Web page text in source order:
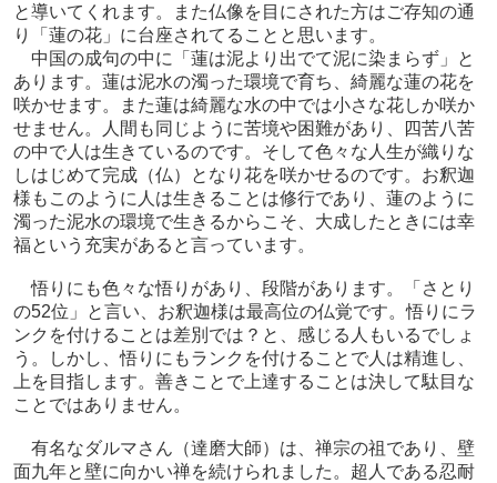
と導いてくれます。また仏像を目にされた方はご存知の通
り「蓮の花」に台座されてることと思います。
中国の成句の中に「蓮は泥より出でて泥に染まらず」と
あります。蓮は泥水の濁った環境で育ち、綺麗な蓮の花を
咲かせます。また蓮は綺麗な水の中では小さな花しか咲か
せません。人間も同じように苦境や困難があり、四苦八苦
の中で人は生きているのです。そして色々な人生が織りな
しはじめて完成（仏）となり花を咲かせるのです。お釈迦
様もこのように人は生きることは修行であり、蓮のように
濁った泥水の環境で生きるからこそ、大成したときには幸
福という充実があると言っています。
悟りにも色々な悟りがあり、段階があります。「さとり
の52位」と言い、お釈迦様は最高位の仏覚です。悟りにラ
ンクを付けることは差別では？と、感じる人もいるでしょ
う。しかし、悟りにもランクを付けることで人は精進し、
上を目指します。善きことで上達することは決して駄目な
ことではありません。
有名なダルマさん（達磨大師）は、禅宗の祖であり、壁
面九年と壁に向かい禅を続けられました。超人である忍耐